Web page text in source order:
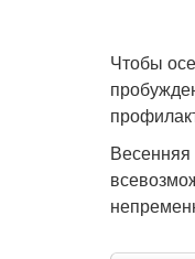
Чтобы
Весенняя